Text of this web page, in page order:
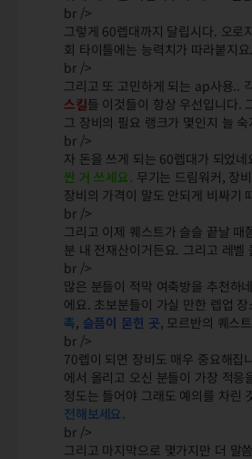
br />
그렇게 60렙대까지 달립시다. 오
회 타이틀에는 능력치가 따라붙지
br />
그리고 또 고민하게 되는 ap사용..
스킬들 이것들이 항상 우선입니다.
그 장비의 필요 랭크가 몇인지 늘
br />
자 돈을 쓰게 되는 60렙대가 되었
싼 거 쓰세요. 무기는 드림워커, 장
장비의 가격이 말도 안되게 비싸기
br />
그리고 이제 퀘스트가 슬슬 끝날
분 내 전재산이거든요. 그리고 레벨
br />
많은 분들이 적막 여축방을 추천하
에요. 초보분들이 가실 만한 렙업
촉, 슬픔이 묻힌 곳, 모르반의 퀘스
br />
70렙이 되면 장비도 매우 중요해집
에서 올리고 오신 분들이 가장 적
정도는 들어야 그래도 예의를 차린
전해보세요.
br />
그리고 마지막으로 몇가지만 더 말